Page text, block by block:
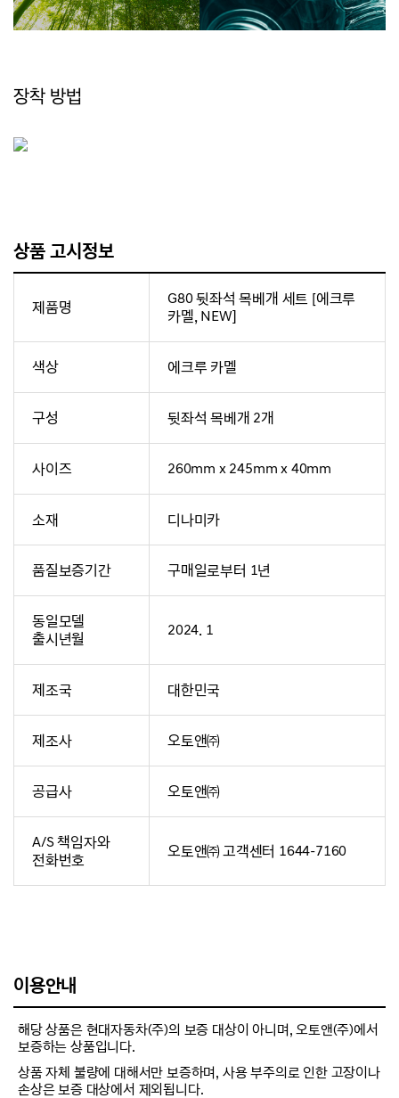
장착 방법
상품 고시정보
제품명
G80 뒷좌석 목베개 세트 [에크루
카멜, NEW]
색상 에크루 카멜
구성 뒷좌석 목베개 2개
사이즈 260mm x 245mm x 40mm
소재 디나미카
품질보증기간 구매일로부터 1년
동일모델
출시년월
2024. 1
제조국 대한민국
제조사 오토앤㈜
공급사 오토앤㈜
A/S 책임자와
전화번호
오토앤㈜ 고객센터 1644-7160
이용안내
해당 상품은 현대자동차(주)의 보증 대상이 아니며, 오토앤(주)에서
보증하는 상품입니다.
상품 자체 불량에 대해서만 보증하며, 사용 부주의로 인한 고장이나
손상은 보증 대상에서 제외됩니다.